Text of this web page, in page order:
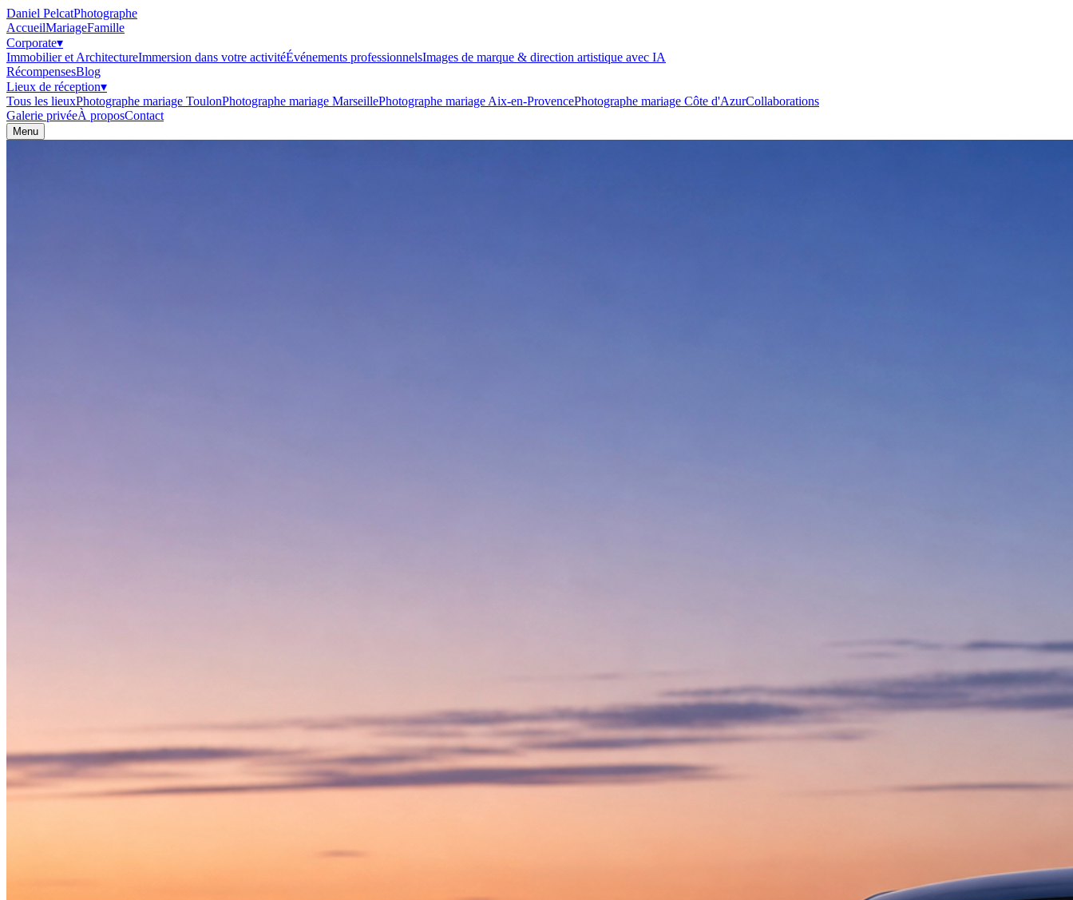
Daniel PelcatPhotographe
AccueilMariageFamille
Corporate▾
Immobilier et ArchitectureImmersion dans votre activitéÉvénements professionnelsImages de marque & direction artistique avec IA
RécompensesBlog
Lieux de réception▾
Tous les lieuxPhotographe mariage ToulonPhotographe mariage MarseillePhotographe mariage Aix-en-ProvencePhotographe mariage Côte d'AzurCollaborations
Galerie privéeÀ proposContact
Menu